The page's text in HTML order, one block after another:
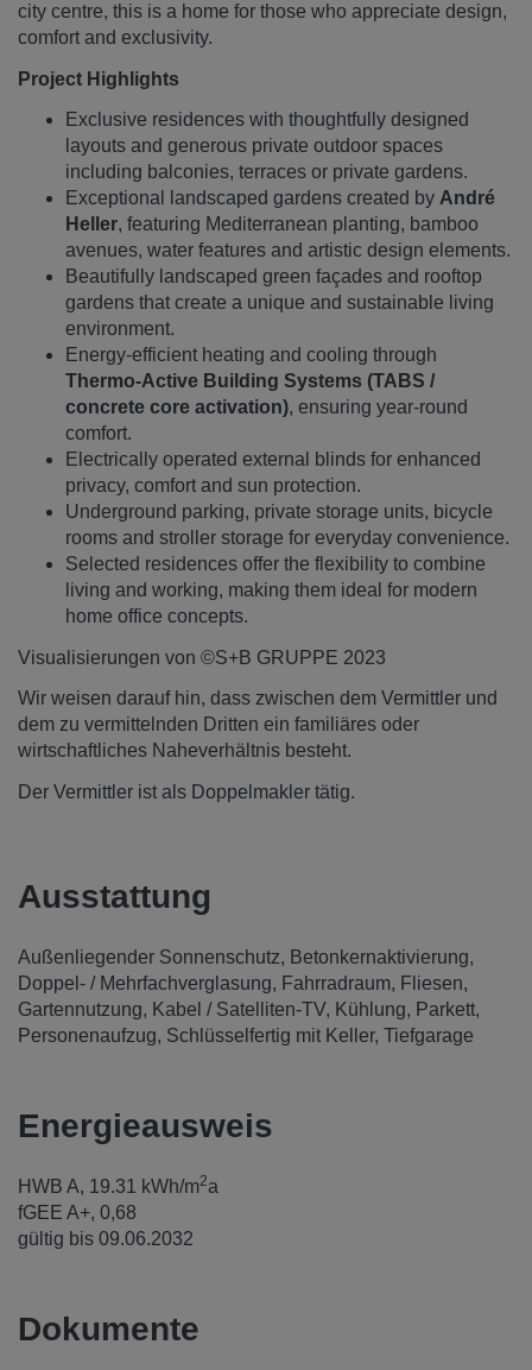
city centre, this is a home for those who appreciate design,
comfort and exclusivity.
Project Highlights
Exclusive residences with thoughtfully designed
layouts and generous private outdoor spaces
including balconies, terraces or private gardens.
Exceptional landscaped gardens created by André
Heller, featuring Mediterranean planting, bamboo
avenues, water features and artistic design elements.
Beautifully landscaped green façades and rooftop
gardens that create a unique and sustainable living
environment.
Energy-efficient heating and cooling through
Thermo-Active Building Systems (TABS /
concrete core activation), ensuring year-round
comfort.
Electrically operated external blinds for enhanced
privacy, comfort and sun protection.
Underground parking, private storage units, bicycle
rooms and stroller storage for everyday convenience.
Selected residences offer the flexibility to combine
living and working, making them ideal for modern
home office concepts.
Visualisierungen von ©S+B GRUPPE 2023
Wir weisen darauf hin, dass zwischen dem Vermittler und
dem zu vermittelnden Dritten ein familiäres oder
wirtschaftliches Naheverhältnis besteht.
Der Vermittler ist als Doppelmakler tätig.
Ausstattung
Außenliegender Sonnenschutz
Betonkernaktivierung
Doppel- / Mehrfachverglasung
Fahrradraum
Fliesen
Gartennutzung
Kabel / Satelliten-TV Kühlung
Parkett
Personenaufzug Schlüsselfertig mit Keller Tiefgarage
Energieausweis
HWB A, 19.31 kWh/m2a
fGEE A+, 0,68
gültig bis 09.06.2032
Dokumente